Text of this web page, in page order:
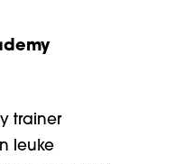
trainer
leuke